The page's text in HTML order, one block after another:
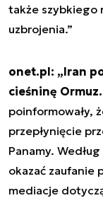
także szybkiego
uzbrojenia.”
onet.pl: „Iran
cieśninę
poinformowały,
przepłynięcie
Panamy.
okazać zaufanie
mediacje